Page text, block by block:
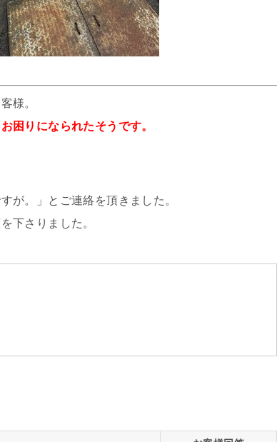
様。
困りになられたそうです。
が。」とご連絡を頂きました。
下さりました。